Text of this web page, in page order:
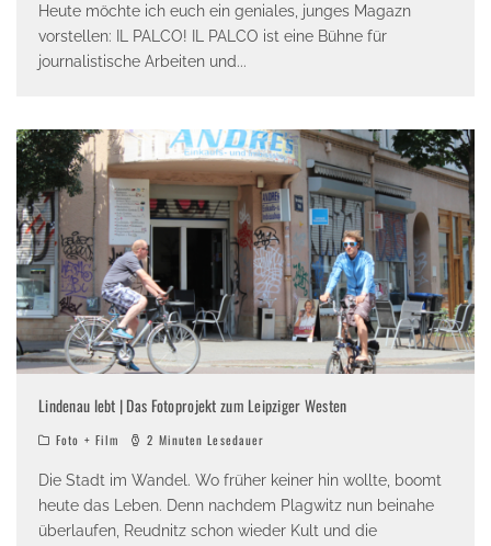
Heute möchte ich euch ein geniales, junges Magazn
vorstellen: IL PALCO! IL PALCO ist eine Bühne für
journalistische Arbeiten und...
Lindenau lebt | Das Fotoprojekt zum Leipziger Westen
Foto + Film 2 Minuten Lesedauer
Die Stadt im Wandel. Wo früher keiner hin wollte, boomt
heute das Leben. Denn nachdem Plagwitz nun beinahe
überlaufen, Reudnitz schon wieder Kult und die